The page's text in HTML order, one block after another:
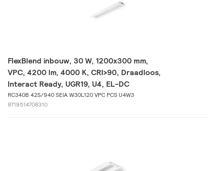
FlexBlend inbouw, 30 W, 1200x300 mm,
VPC, 4200 lm, 4000 K, CRI>90, Draadloos,
Interact Ready, UGR19, U4, EL-DC
RC340B 42S/940 SEIA W30L120 VPC PCS U4W3
8719514708310